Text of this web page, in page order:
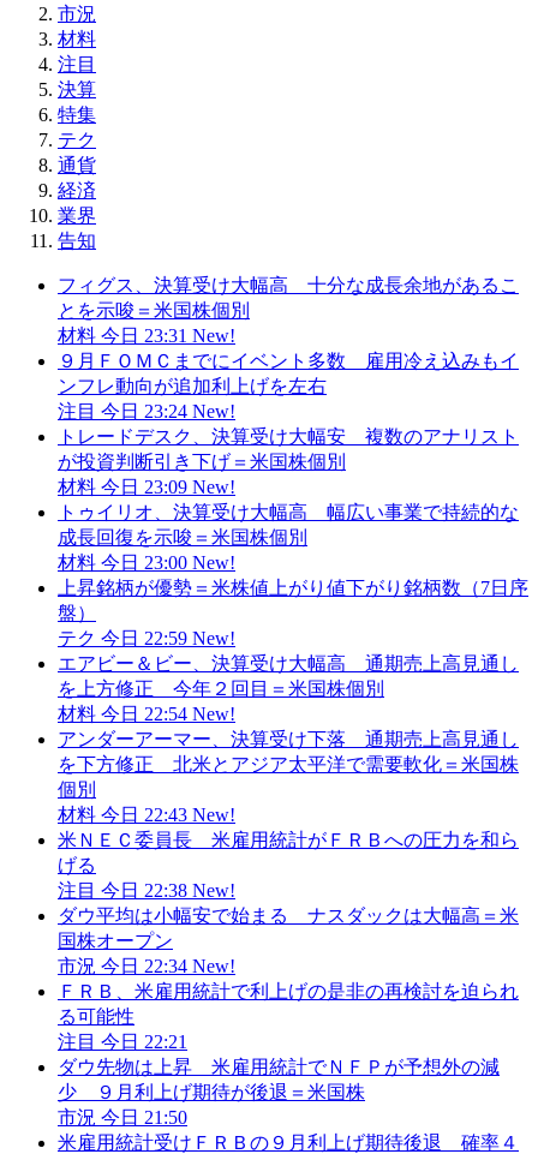
市況
材料
注目
決算
特集
テク
通貨
経済
業界
告知
フィグス、決算受け大幅高 十分な成長余地があるこ
とを示唆＝米国株個別
材料 今日 23:31 New!
９月ＦＯＭＣまでにイベント多数 雇用冷え込みもイ
ンフレ動向が追加利上げを左右
注目 今日 23:24 New!
トレードデスク、決算受け大幅安 複数のアナリスト
が投資判断引き下げ＝米国株個別
材料 今日 23:09 New!
トゥイリオ、決算受け大幅高 幅広い事業で持続的な
成長回復を示唆＝米国株個別
材料 今日 23:00 New!
上昇銘柄が優勢＝米株値上がり値下がり銘柄数（7日序
盤）
テク 今日 22:59 New!
エアビー＆ビー、決算受け大幅高 通期売上高見通し
を上方修正 今年２回目＝米国株個別
材料 今日 22:54 New!
アンダーアーマー、決算受け下落 通期売上高見通し
を下方修正 北米とアジア太平洋で需要軟化＝米国株
個別
材料 今日 22:43 New!
米ＮＥＣ委員長 米雇用統計がＦＲＢへの圧力を和ら
げる
注目 今日 22:38 New!
ダウ平均は小幅安で始まる ナスダックは大幅高＝米
国株オープン
市況 今日 22:34 New!
ＦＲＢ、米雇用統計で利上げの是非の再検討を迫られ
る可能性
注目 今日 22:21
ダウ先物は上昇 米雇用統計でＮＦＰが予想外の減
少 ９月利上げ期待が後退＝米国株
市況 今日 21:50
米雇用統計受けＦＲＢの９月利上げ期待後退 確率４